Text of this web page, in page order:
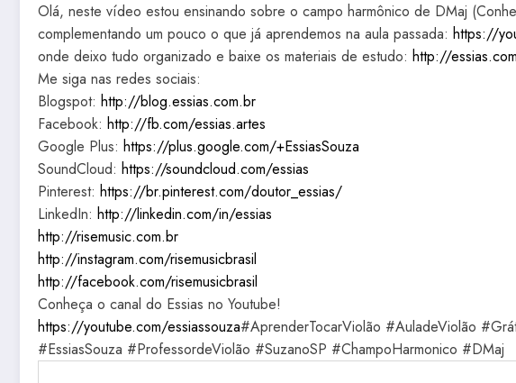
Olá, neste vídeo estou ensinando sobre o campo harmônico de DMaj
complementando um pouco o que já aprendemos na aula passada: https://
onde deixo tudo organizado e baixe os materiais de estudo: http://
Me siga nas redes sociais:
Blogspot: http://blog.essias.com.br
Facebook: http://fb.com/essias.artes
Google Plus: https://plus.google.com/+EssiasSouza
SoundCloud: https://soundcloud.com/essias
Pinterest: https://br.pinterest.com/doutor_essias/
LinkedIn: http://linkedin.com/in/essias
http://risemusic.com.br
http://instagram.com/risemusicbrasil
http://facebook.com/risemusicbrasil
Conheça o canal do Essias no Youtube!
https://youtube.com/essiassouza#AprenderTocarViolão #AuladeViolão
#EssiasSouza #ProfessordeViolão #SuzanoSP #ChampoHarmonico #DMaj